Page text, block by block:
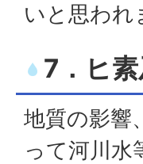
いと思われ
7．ヒ
地質の影響
って河川